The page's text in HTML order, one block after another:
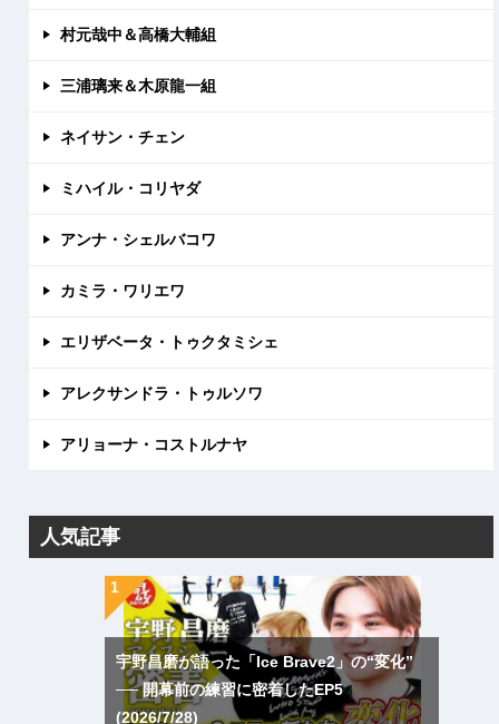
村元哉中＆高橋大輔組
三浦璃来＆木原龍一組
ネイサン・チェン
ミハイル・コリヤダ
アンナ・シェルバコワ
カミラ・ワリエワ
エリザベータ・トゥクタミシェ
アレクサンドラ・トゥルソワ
アリョーナ・コストルナヤ
人気記事
宇野昌磨が語った「Ice Brave2」の“変化”
── 開幕前の練習に密着したEP5
(2026/7/28)